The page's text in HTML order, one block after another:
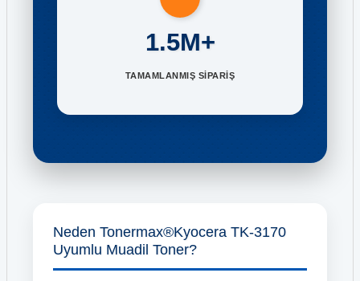
1.5M+
TAMAMLANMIŞ SİPARİŞ
Neden Tonermax®Kyocera TK-3170
Uyumlu Muadil Toner?